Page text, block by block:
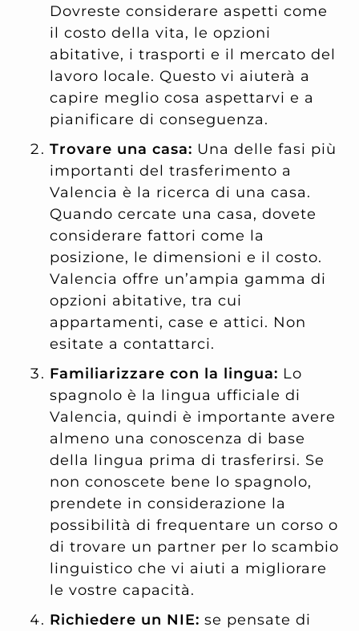
Dovreste considerare aspetti come
il costo della vita, le opzioni
abitative, i trasporti e il mercato del
lavoro locale. Questo vi aiuterà a
capire meglio cosa aspettarvi e a
pianificare di conseguenza.
Trovare una casa: Una delle fasi più
importanti del trasferimento a
Valencia è la ricerca di una casa.
Quando cercate una casa, dovete
considerare fattori come la
posizione, le dimensioni e il costo.
Valencia offre un’ampia gamma di
opzioni abitative, tra cui
appartamenti, case e attici. Non
esitate a contattarci.
Familiarizzare con la lingua: Lo
spagnolo è la lingua ufficiale di
Valencia, quindi è importante avere
almeno una conoscenza di base
della lingua prima di trasferirsi. Se
non conoscete bene lo spagnolo,
prendete in considerazione la
possibilità di frequentare un corso o
di trovare un partner per lo scambio
linguistico che vi aiuti a migliorare
le vostre capacità.
Richiedere un NIE:se pensate di